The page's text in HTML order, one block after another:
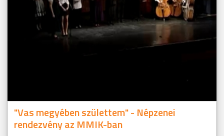
"Vas megyében születtem" - Népzenei
rendezvény az MMIK-ban